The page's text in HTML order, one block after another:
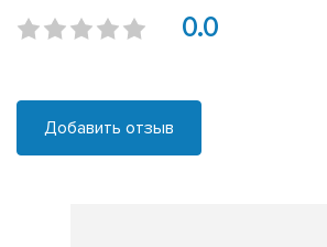
0.0
Добавить отзыв